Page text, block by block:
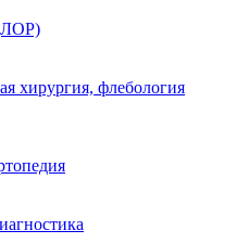
хирургия, флебология